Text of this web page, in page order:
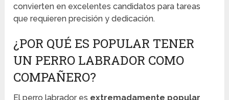
convierten en excelentes candidatos para tareas
que requieren precisión y dedicación.
¿POR QUÉ ES POPULAR TENER
UN PERRO LABRADOR COMO
COMPAÑERO?
El perro labrador es extremadamente popular